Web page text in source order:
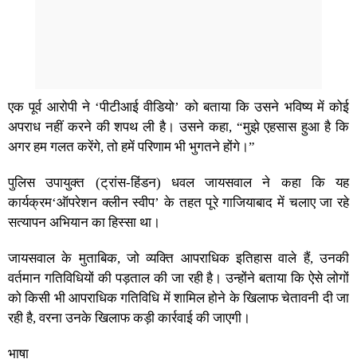
एक पूर्व आरोपी ने ‘पीटीआई वीडियो’ को बताया कि उसने भविष्य में कोई
अपराध नहीं करने की शपथ ली है। उसने कहा, “मुझे एहसास हुआ है कि
अगर हम गलत करेंगे, तो हमें परिणाम भी भुगतने होंगे।”
पुलिस उपायुक्त (ट्रांस-हिंडन) धवल जायसवाल ने कहा कि यह
कार्यक्रम‘ऑपरेशन क्लीन स्वीप’ के तहत पूरे गाजियाबाद में चलाए जा रहे
सत्यापन अभियान का हिस्सा था।
जायसवाल के मुताबिक, जो व्यक्ति आपराधिक इतिहास वाले हैं, उनकी
वर्तमान गतिविधियों की पड़ताल की जा रही है। उन्होंने बताया कि ऐसे लोगों
को किसी भी आपराधिक गतिविधि में शामिल होने के खिलाफ चेतावनी दी जा
रही है, वरना उनके खिलाफ कड़ी कार्रवाई की जाएगी।
भाषा